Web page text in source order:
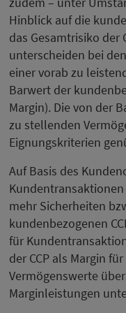
Hinblick auf die
das Gesamtrisiko der
unterscheiden bei
einer vorab zu
Barwert der
Margin). Die von der
zu stellenden
Eignungskriterien
Auf Basis des
mehr Sicherheiten
kundenbezogenen
für
der CCP als Margin
Vermögenswerte
Marginleistungen